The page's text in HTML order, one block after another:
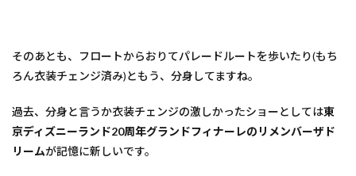
そのあとも、フロートからおりてパレードルートを歩いたり(もち
ろん衣装チェンジ済み)ともう、分身してますね。
過去、分身と言うか衣装チェンジの激しかったショーとしては東
京ディズニーランド20周年グランドフィナーレのリメンバーザド
リームが記憶に新しいです。